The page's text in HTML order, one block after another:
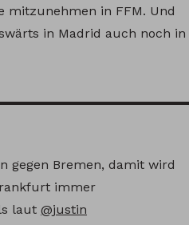
mitzunehmen in FFM. Und
in Madrid auch noch in
gegen Bremen, damit wird
immer
laut @justin